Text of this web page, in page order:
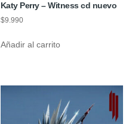
Katy Perry – Witness cd nuevo
$9.990
Añadir al carrito